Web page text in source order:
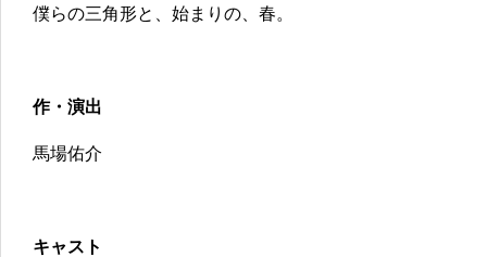
僕らの三角形と、始まりの、春。
作・演出
馬場佑介
キャスト